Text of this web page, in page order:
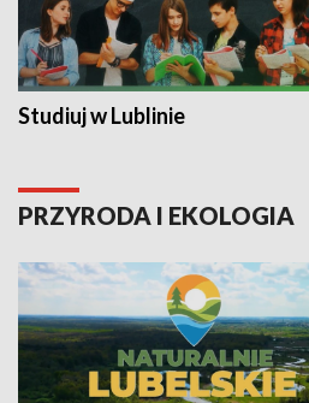
Studiuj w Lublinie
PRZYRODA I EKOLOGIA